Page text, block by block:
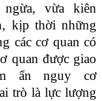
vừa kiên
kịp thời những
các cơ quan có
quan được giao
ẩn nguy cơ
trò là lực lượng